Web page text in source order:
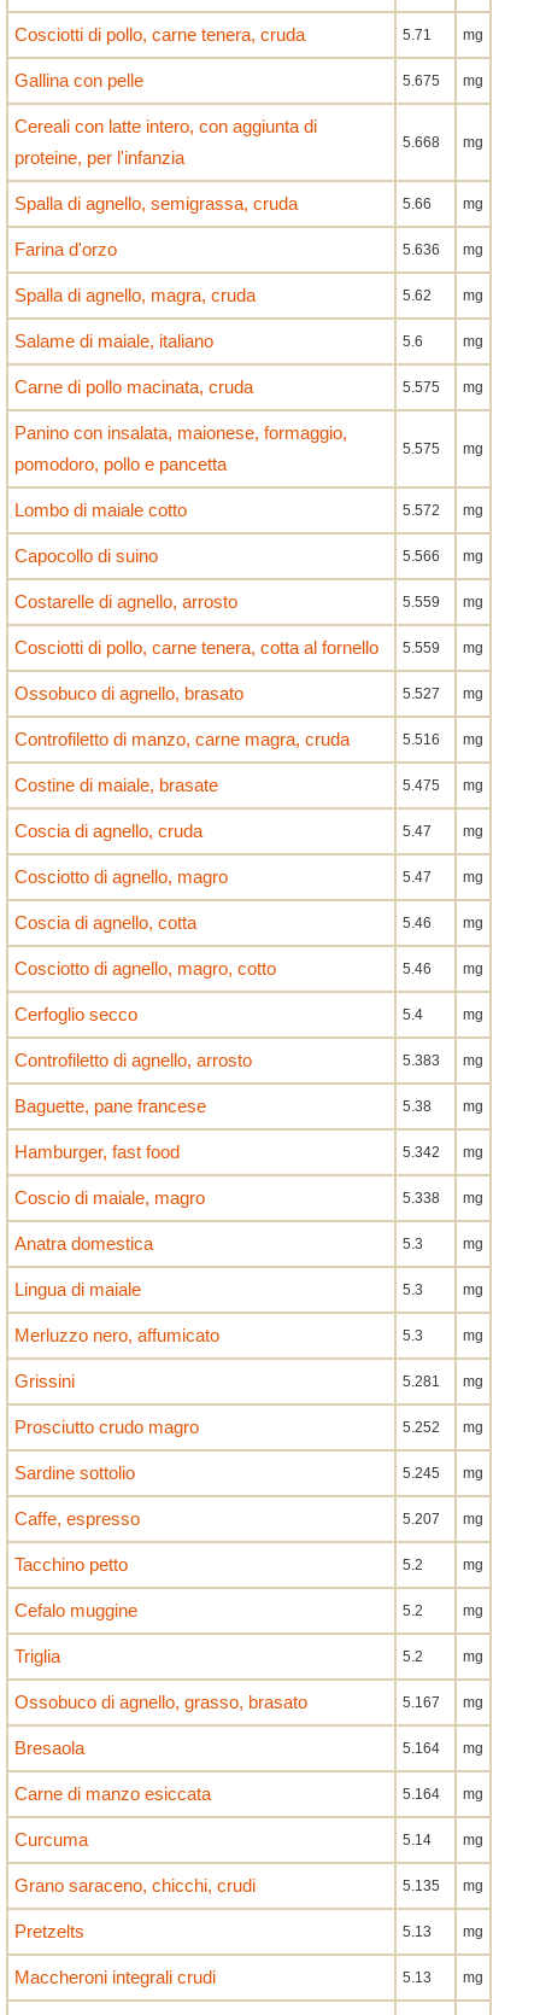
Cosciotti di pollo, carne tenera, cruda 5.71 mg
Gallina con pelle 5.675 mg
Cereali con latte intero, con aggiunta di
proteine, per l'infanzia
5.668 mg
Spalla di agnello, semigrassa, cruda 5.66 mg
Farina d'orzo 5.636 mg
Spalla di agnello, magra, cruda 5.62 mg
Salame di maiale, italiano 5.6 mg
Carne di pollo macinata, cruda 5.575 mg
Panino con insalata, maionese, formaggio,
pomodoro, pollo e pancetta
5.575 mg
Lombo di maiale cotto 5.572 mg
Capocollo di suino 5.566 mg
Costarelle di agnello, arrosto 5.559 mg
Cosciotti di pollo, carne tenera, cotta al fornello 5.559 mg
Ossobuco di agnello, brasato 5.527 mg
Controfiletto di manzo, carne magra, cruda 5.516 mg
Costine di maiale, brasate 5.475 mg
Coscia di agnello, cruda 5.47 mg
Cosciotto di agnello, magro 5.47 mg
Coscia di agnello, cotta 5.46 mg
Cosciotto di agnello, magro, cotto 5.46 mg
Cerfoglio secco 5.4 mg
Controfiletto di agnello, arrosto 5.383 mg
Baguette, pane francese 5.38 mg
Hamburger, fast food 5.342 mg
Coscio di maiale, magro 5.338 mg
Anatra domestica 5.3 mg
Lingua di maiale 5.3 mg
Merluzzo nero, affumicato 5.3 mg
Grissini 5.281 mg
Prosciutto crudo magro 5.252 mg
Sardine sottolio 5.245 mg
Caffe, espresso 5.207 mg
Tacchino petto 5.2 mg
Cefalo muggine 5.2 mg
Triglia 5.2 mg
Ossobuco di agnello, grasso, brasato 5.167 mg
Bresaola 5.164 mg
Carne di manzo esiccata 5.164 mg
Curcuma 5.14 mg
Grano saraceno, chicchi, crudi 5.135 mg
Pretzelts 5.13 mg
Maccheroni integrali crudi 5.13 mg